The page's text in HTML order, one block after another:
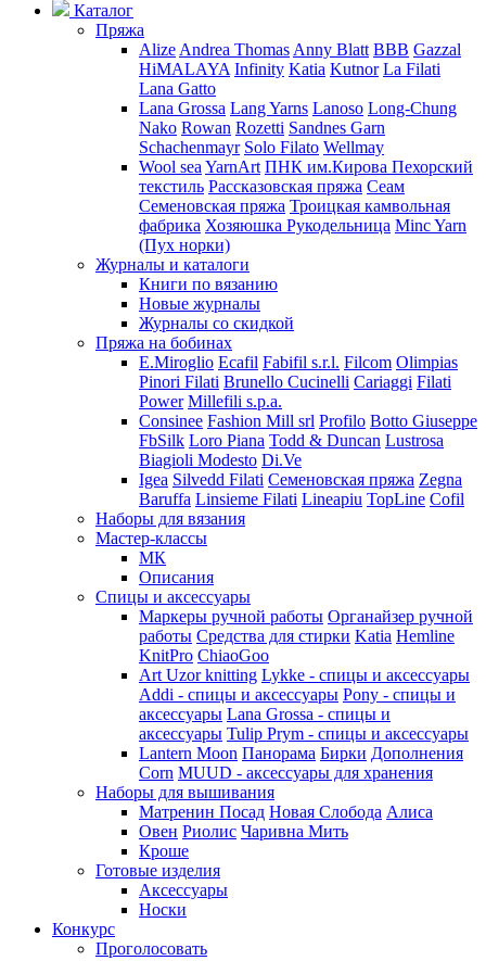
Каталог
Пряжа
Alize Andrea Thomas Anny Blatt BBB Gazzal
HiMALAYA Infinity Katia Kutnor La Filati
Lana Gatto
Lana Grossa Lang Yarns Lanoso Long-Chung
Nako Rowan Rozetti Sandnes Garn
Schachenmayr Solo Filato Wellmay
Wool sea YarnArt ПНК им.Кирова Пехорский
текстиль Рассказовская пряжа Сеам
Семеновская пряжа Троицкая камвольная
фабрика Хозяюшка Рукодельница Minc Yarn
(Пух норки)
Журналы и каталоги
Книги по вязанию
Новые журналы
Журналы со скидкой
Пряжа на бобинах
E.Miroglio Ecafil Fabifil s.r.l. Filcom Olimpias
Pinori Filati Brunello Cucinelli Cariaggi Filati
Power Millefili s.p.a.
Consinee Fashion Mill srl Profilo Botto Giuseppe
FbSilk Loro Piana Todd & Duncan Lustrosa
Biagioli Modesto Di.Ve
Igea Silvedd Filati Семеновская пряжа Zegna
Baruffa Linsieme Filati Lineapiu TopLine Cofil
Наборы для вязания
Мастер-классы
МК
Описания
Спицы и аксессуары
Маркеры ручной работы Органайзер ручной
работы Средства для стирки Katia Hemline
KnitPro ChiaoGoo
Art Uzor knitting Lykke - спицы и аксессуары
Addi - спицы и аксессуары Pony - спицы и
аксессуары Lana Grossa - спицы и
аксессуары Tulip Prym - спицы и аксессуары
Lantern Moon Панорама Бирки Дополнения
Corn MUUD - аксессуары для хранения
Наборы для вышивания
Матренин Посад Новая Слобода Алиса
Овен Риолис Чаривна Мить
Кроше
Готовые изделия
Аксессуары
Носки
Конкурс
Проголосовать